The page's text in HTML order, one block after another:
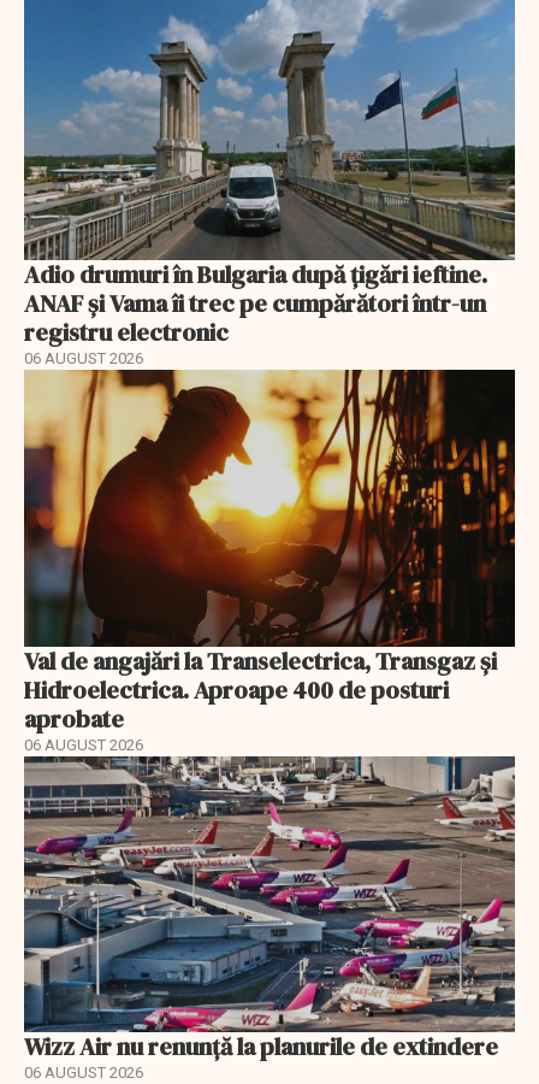
Adio drumuri în Bulgaria după țigări ieftine.
ANAF și Vama îi trec pe cumpărători într-un
registru electronic
06 AUGUST 2026
Val de angajări la Transelectrica, Transgaz și
Hidroelectrica. Aproape 400 de posturi
aprobate
06 AUGUST 2026
Wizz Air nu renunță la planurile de extindere
06 AUGUST 2026